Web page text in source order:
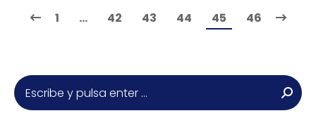
1 … 42 43 44 45 46
Buscar: